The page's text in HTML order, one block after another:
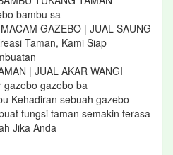
bambu sa
GAZEBO | JUAL SAUNG
Taman, Kami Siap
| JUAL AKAR WANGI
gazebo ba
Kehadiran sebuah gazebo
fungsi taman semakin terasa
Jika Anda